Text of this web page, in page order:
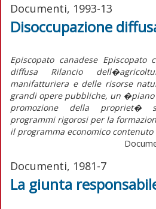
Documenti, 1993-13
Disoccupazione
Episcopato canadese Episcopato
diffusa Rilancio
manifatturiera e delle risorse
grandi opere pubbliche, un
promozione della propriet�
programmi rigorosi per la
il programma economico contenuto
Documenti, 1981-7
La giunta